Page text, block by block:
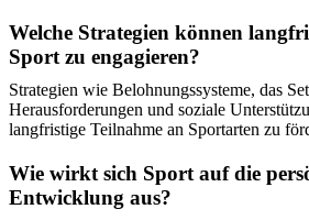
Welche Strategien können
Sport zu engagieren?
Strategien wie Belohnungssysteme, das
Herausforderungen und soziale
langfristige Teilnahme an Sportarten zu
Wie wirkt sich Sport auf die
Entwicklung aus?